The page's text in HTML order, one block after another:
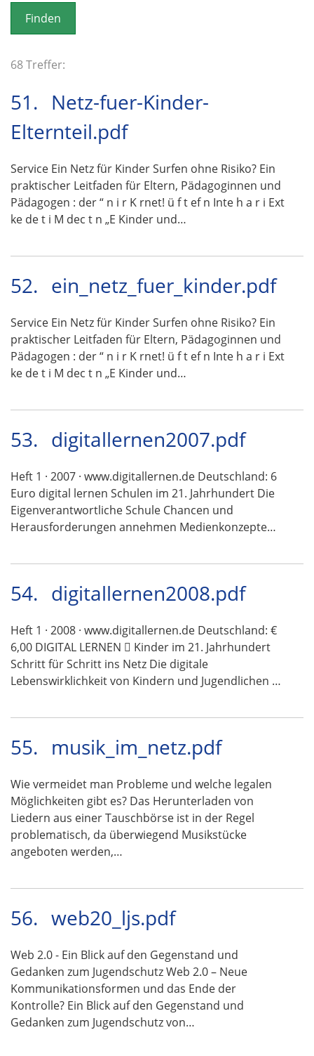
o
n
68 Treffer:
51. Netz-fuer-Kinder-
Elternteil.pdf
Service Ein Netz für Kinder Surfen ohne Risiko? Ein
praktischer Leitfaden für Eltern, Pädagoginnen und
Pädagogen : der “ n i r K rnet! ü f t ef n Inte h a r i Ext
ke de t i M dec t n „E Kinder und…
52. ein_netz_fuer_kinder.pdf
Service Ein Netz für Kinder Surfen ohne Risiko? Ein
praktischer Leitfaden für Eltern, Pädagoginnen und
Pädagogen : der “ n i r K rnet! ü f t ef n Inte h a r i Ext
ke de t i M dec t n „E Kinder und…
53. digitallernen2007.pdf
Heft 1 · 2007 · www.digitallernen.de Deutschland: 6
Euro digital lernen Schulen im 21. Jahrhundert Die
Eigenverantwortliche Schule Chancen und
Herausforderungen annehmen Medienkonzepte…
54. digitallernen2008.pdf
Heft 1 · 2008 · www.digitallernen.de Deutschland: €
6,00 DIGITAL LERNEN  Kinder im 21. Jahrhundert
Schritt für Schritt ins Netz Die digitale
Lebenswirklichkeit von Kindern und Jugendlichen …
55. musik_im_netz.pdf
Wie vermeidet man Probleme und welche legalen
Möglichkeiten gibt es? Das Herunterladen von
Liedern aus einer Tauschbörse ist in der Regel
problematisch, da überwiegend Musikstücke
angeboten werden,…
56. web20_ljs.pdf
Web 2.0 - Ein Blick auf den Gegenstand und
Gedanken zum Jugendschutz Web 2.0 – Neue
Kommunikationsformen und das Ende der
Kontrolle? Ein Blick auf den Gegenstand und
Gedanken zum Jugendschutz von…